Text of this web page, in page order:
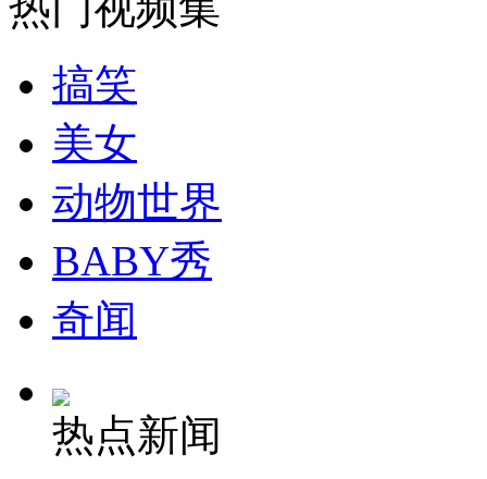
纽约上演“枕头大战”
司机酒驾遇交警 急速倒车逃窜
搞笑
美女
动物世界
BABY秀
奇闻
热点新闻